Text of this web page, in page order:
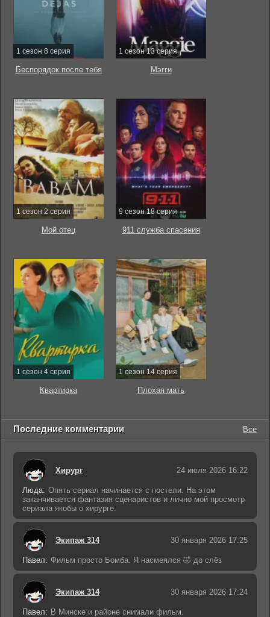
1 сезон 8 серия
Беспорядок после тебя
1 сезон 13 серия
Мэгги
1 сезон 2 серия
Мой отец
9 сезон 18 серия
911 служба спасения
1 сезон 4 серия
Квартирка
1 сезон 14 серия
Плохая мать
Последние комментарии Все
Хирург 24 июля 2026 16:22
Люда: Опять сериал начинается с постели. На этом
заканчивается фантазия сценаристов и лично мой просмотр
сериала якобы о хирурге.
Экипаж 314 30 января 2026 17:25
Павел: Фильм просто Бомба. Я насмеялся 🤣 до слёз
Экипаж 314 30 января 2026 17:24
Павел: В Минске и районе снимали фильм.